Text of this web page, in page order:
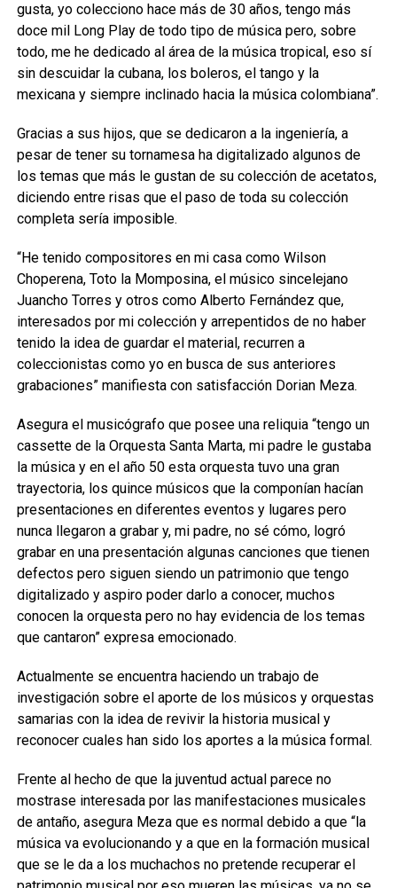
gusta, yo colecciono hace más de 30 años, tengo más
doce mil Long Play de todo tipo de música pero, sobre
todo, me he dedicado al área de la música tropical, eso sí
sin descuidar la cubana, los boleros, el tango y la
mexicana y siempre inclinado hacia la música colombiana”.
Gracias a sus hijos, que se dedicaron a la ingeniería, a
pesar de tener su tornamesa ha digitalizado algunos de
los temas que más le gustan de su colección de acetatos,
diciendo entre risas que el paso de toda su colección
completa sería imposible.
“He tenido compositores en mi casa como Wilson
Choperena, Toto la Momposina, el músico sincelejano
Juancho Torres y otros como Alberto Fernández que,
interesados por mi colección y arrepentidos de no haber
tenido la idea de guardar el material, recurren a
coleccionistas como yo en busca de sus anteriores
grabaciones” manifiesta con satisfacción Dorian Meza.
Asegura el musicógrafo que posee una reliquia “tengo un
cassette de la Orquesta Santa Marta, mi padre le gustaba
la música y en el año 50 esta orquesta tuvo una gran
trayectoria, los quince músicos que la componían hacían
presentaciones en diferentes eventos y lugares pero
nunca llegaron a grabar y, mi padre, no sé cómo, logró
grabar en una presentación algunas canciones que tienen
defectos pero siguen siendo un patrimonio que tengo
digitalizado y aspiro poder darlo a conocer, muchos
conocen la orquesta pero no hay evidencia de los temas
que cantaron” expresa emocionado.
Actualmente se encuentra haciendo un trabajo de
investigación sobre el aporte de los músicos y orquestas
samarias con la idea de revivir la historia musical y
reconocer cuales han sido los aportes a la música formal.
Frente al hecho de que la juventud actual parece no
mostrase interesada por las manifestaciones musicales
de antaño, asegura Meza que es normal debido a que “la
música va evolucionando y a que en la formación musical
que se le da a los muchachos no pretende recuperar el